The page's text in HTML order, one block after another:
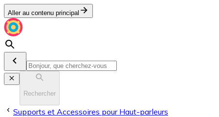
Aller au contenu principal
Rechercher
Supports et Accessoires pour Haut-parleurs